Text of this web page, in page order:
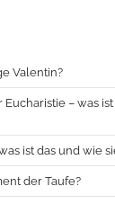
Valentin?
Eucharistie – was
ist das und wie
der Taufe?